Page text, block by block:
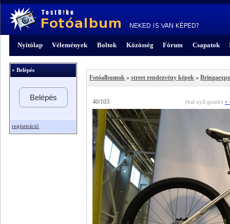
Nyitólap Vélemények Boltok Közösség Fórum Csapatok
» Belépés
Belépés
regisztráció
Fotóalbumok »street rendezvény képek »
40/103 (bal nyíl gomb) ‹